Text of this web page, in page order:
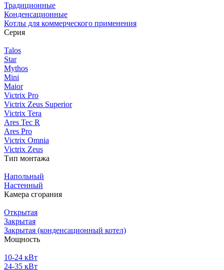
Традиционные
Конденсационные
Котлы для коммерческого применения
Серия
Talos
Star
Mythos
Mini
Maior
Victrix Pro
Victrix Zeus Superior
Victrix Tera
Ares Tec R
Ares Pro
Victrix Omnia
Victrix Zeus
Тип монтажа
Напольный
Настенный
Камера сгорания
Открытая
Закрытая
Закрытая (конденсационный котел)
Мощность
10-24 кВт
24-35 кВт